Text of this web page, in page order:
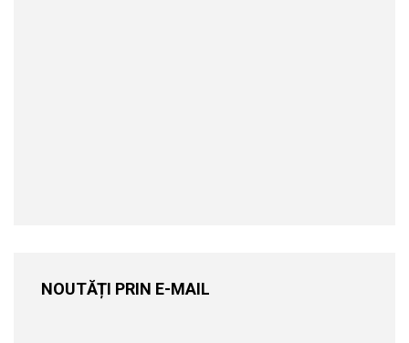
NOUTĂȚI PRIN E-MAIL